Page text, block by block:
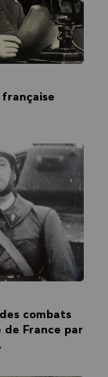
combats
France par